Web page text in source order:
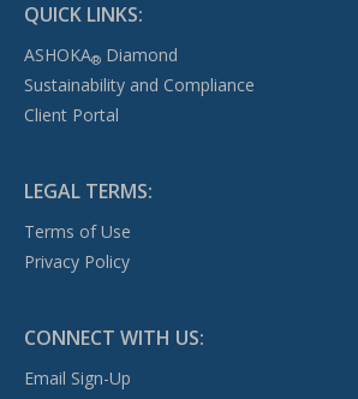
QUICK LINKS:
ASHOKA®Diamond
Sustainability and Compliance
Client Portal
LEGAL TERMS:
Terms of Use
Privacy Policy
CONNECT WITH US:
Email Sign-Up